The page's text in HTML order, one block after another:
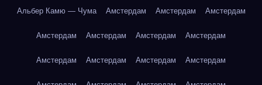
Альбер Камю — Чума Амстердам Амстердам Амстердам
Амстердам Амстердам Амстердам Амстердам
Амстердам Амстердам Амстердам Амстердам